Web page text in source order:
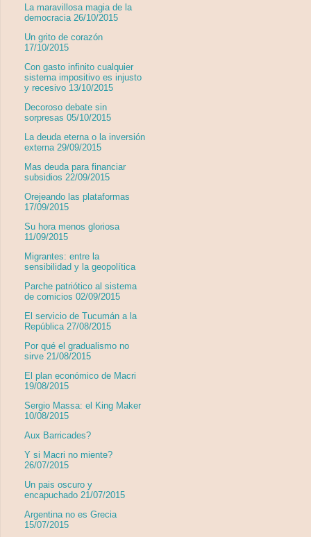
La maravillosa magia de la
democracia 26/10/2015
Un grito de corazón
17/10/2015
Con gasto infinito cualquier
sistema impositivo es injusto
y recesivo 13/10/2015
Decoroso debate sin
sorpresas 05/10/2015
La deuda eterna o la inversión
externa 29/09/2015
Mas deuda para financiar
subsidios 22/09/2015
Orejeando las plataformas
17/09/2015
Su hora menos gloriosa
11/09/2015
Migrantes: entre la
sensibilidad y la geopolítica
Parche patriótico al sistema
de comicios 02/09/2015
El servicio de Tucumán a la
República 27/08/2015
Por qué el gradualismo no
sirve 21/08/2015
El plan económico de Macri
19/08/2015
Sergio Massa: el King Maker
10/08/2015
Aux Barricades?
Y si Macri no miente?
26/07/2015
Un pais oscuro y
encapuchado 21/07/2015
Argentina no es Grecia
15/07/2015